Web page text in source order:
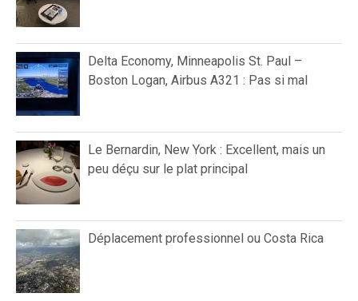
Delta Economy, Minneapolis St. Paul –
Boston Logan, Airbus A321 : Pas si mal
Le Bernardin, New York : Excellent, mais un
peu déçu sur le plat principal
Déplacement professionnel ou Costa Rica